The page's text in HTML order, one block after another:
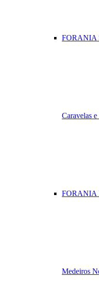
FORANIA
Caravelas e
FORANIA
Medeiros